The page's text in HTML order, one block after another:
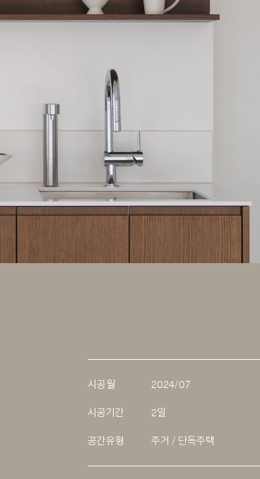
시공월 2024/07
시공기간 2일
공간유형 주거 / 단독주택